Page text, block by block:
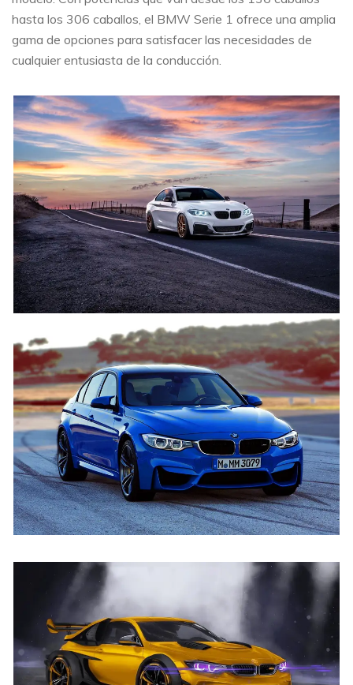
hasta los 306 caballos, el BMW Serie 1 ofrece una amplia
gama de opciones para satisfacer las necesidades de
cualquier entusiasta de la conducción.